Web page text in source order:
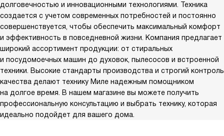
долговечностью и инновационными технологиями. Техника
создается с учетом современных потребностей и постоянно
совершенствуется, чтобы обеспечить максимальный комфорт
и эффективность в повседневной жизни. Компания предлагает
широкий ассортимент продукции: от стиральных
и посудомоечных машин до духовок, пылесосов и встроенной
техники. Высокие стандарты производства и строгий контроль
качества делают технику Миле надежным помощником
на долгое время. В нашем магазине вы можете получить
профессиональную консультацию и выбрать технику, которая
идеально подойдет для вашего дома.